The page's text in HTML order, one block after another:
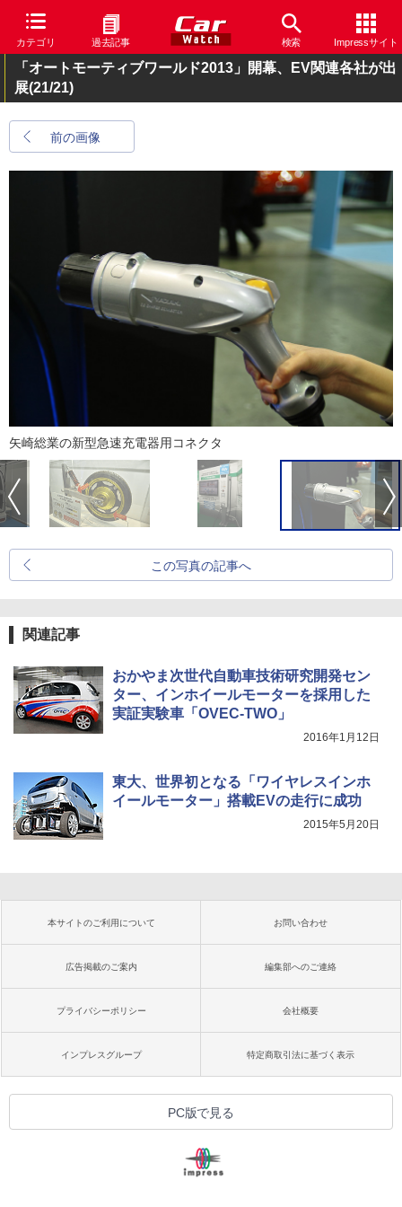
カテゴリ 過去記事 検索 Impressサイト
「オートモーティブワールド2013」開幕、EV関連各社が出
展(21/21)
前の画像
矢崎総業の新型急速充電器用コネクタ
この写真の記事へ
関連記事
おかやま次世代自動車技術研究開発セン
ター、インホイールモーターを採用した
実証実験車「OVEC-TWO」
2016年1月12日
東大、世界初となる「ワイヤレスインホ
イールモーター」搭載EVの走行に成功
2015年5月20日
本サイトのご利用について お問い合わせ
広告掲載のご案内 編集部へのご連絡
プライバシーポリシー 会社概要
インプレスグループ 特定商取引法に基づく表示
PC版で見る